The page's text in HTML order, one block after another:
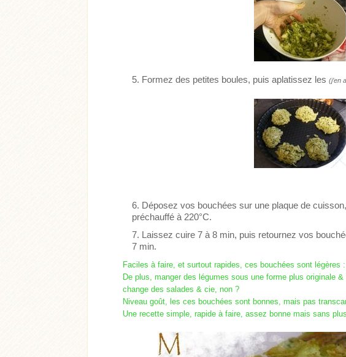
Formez des petites boules, puis aplatissez les(j’en
Déposez vos bouchées sur une plaque de
préchauffé à 220°C.
Laissez cuire 7 à 8 min, puis retournez vos
7 min.
Faciles à faire, et surtout rapides, ces bouchées sont légères :
De plus, manger des légumes sous une forme plus originale
change des salades & cie, non ?
Niveau goût, les ces bouchées sont bonnes, mais pas
Une recette simple, rapide à faire, assez bonne mais sans